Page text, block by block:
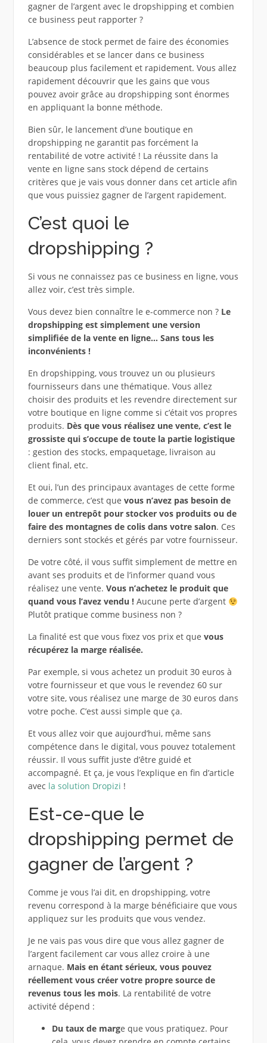
gagner de l’argent avec le dropshipping et combien
ce business peut rapporter ?
L’absence de stock permet de faire des économies
considérables et se lancer dans ce business
beaucoup plus facilement et rapidement. Vous allez
rapidement découvrir que les gains que vous
pouvez avoir grâce au dropshipping sont énormes
en appliquant la bonne méthode.
Bien sûr, le lancement d’une boutique en
dropshipping ne garantit pas forcément la
rentabilité de votre activité ! La réussite dans la
vente en ligne sans stock dépend de certains
critères que je vais vous donner dans cet article afin
que vous puissiez gagner de l’argent rapidement.
C’est quoi le
dropshipping ?
Si vous ne connaissez pas ce business en ligne, vous
allez voir, c’est très simple.
Vous devez bien connaître le e-commerce non ? Le
dropshipping est simplement une version
simplifiée de la vente en ligne… Sans tous les
inconvénients !
En dropshipping, vous trouvez un ou plusieurs
fournisseurs dans une thématique. Vous allez
choisir des produits et les revendre directement sur
votre boutique en ligne comme si c’était vos propres
produits. Dès que vous réalisez une vente, c’est le
grossiste qui s’occupe de toute la partie logistique
: gestion des stocks, empaquetage, livraison au
client final, etc.
Et oui, l’un des principaux avantages de cette forme
de commerce, c’est que vous n’avez pas besoin de
louer un entrepôt pour stocker vos produits ou de
faire des montagnes de colis dans votre salon. Ces
derniers sont stockés et gérés par votre fournisseur.
De votre côté, il vous suffit simplement de mettre en
avant ses produits et de l’informer quand vous
réalisez une vente. Vous n’achetez le produit que
quand vous l’avez vendu !Aucune perte d’argent
Plutôt pratique comme business non ?
La finalité est que vous fixez vos prix et que vous
récupérez la marge réalisée.
Par exemple, si vous achetez un produit 30 euros à
votre fournisseur et que vous le revendez 60 sur
votre site, vous réalisez une marge de 30 euros dans
votre poche. C’est aussi simple que ça.
Et vous allez voir que aujourd’hui, même sans
compétence dans le digital, vous pouvez totalement
réussir. Il vous suffit juste d’être guidé et
accompagné. Et ça, je vous l’explique en fin d’article
avec la solution Dropizi !
Est-ce-que le
dropshipping permet de
gagner de l’argent ?
Comme je vous l’ai dit, en dropshipping, votre
revenu correspond à la marge bénéficiaire que vous
appliquez sur les produits que vous vendez.
Je ne vais pas vous dire que vous allez gagner de
l’argent facilement car vous allez croire à une
arnaque. Mais en étant sérieux, vous pouvez
réellement vous créer votre propre source de
revenus tous les mois. La rentabilité de votre
activité dépend :
Du taux de marge que vous pratiquez. Pour